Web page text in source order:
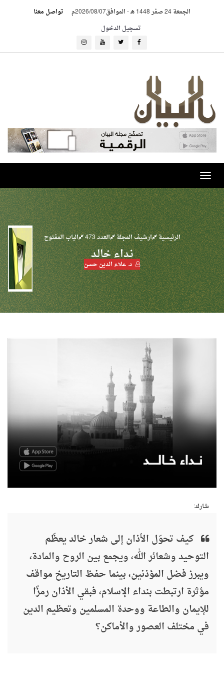
الجمعة 24 صفر 1448 هـ -الموافق2026/08/07م
تواصل معنا
تسجيل الدخول
Toggle
navigation
الرئيسية ارشيف المجلة العدد 473 الباب المفتوح
نـداء خالـد
د. علاء الدين حسن
شارك:
كيف تحوّل الأذان إلى شعار خالد يعظّم
التوحيد وشعائر الله، ويجمع بين الروح والمادة،
ويبرز فضل المؤذنين، بينما حفظ التاريخ مواقف
مؤثرة ارتبطت بنداء الإسلام، فبقي الأذان رمزًا
للإيمان والطاعة ووحدة المسلمين وتعظيم الدين
في مختلف العصور والأماكن؟